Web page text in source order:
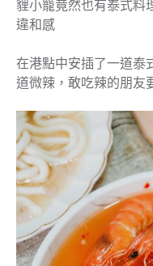
貍小籠竟然也有泰式料
違和感
在港點中安插了一道泰
道微辣，敢吃辣的朋友